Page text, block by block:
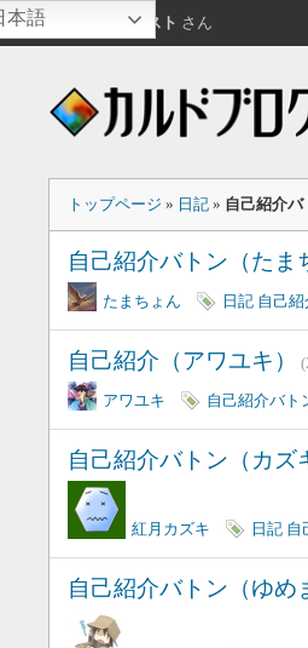
ゲスト さん
トップページ » 日記 » 自己紹介バ
自己紹介バトン（たま
たまちょん 日記 自己紹
自己紹介（アワユキ）
アワユキ 自己紹介バト
自己紹介バトン（カズ
紅月カズキ 日記 自
自己紹介バトン（ゆめ
本語